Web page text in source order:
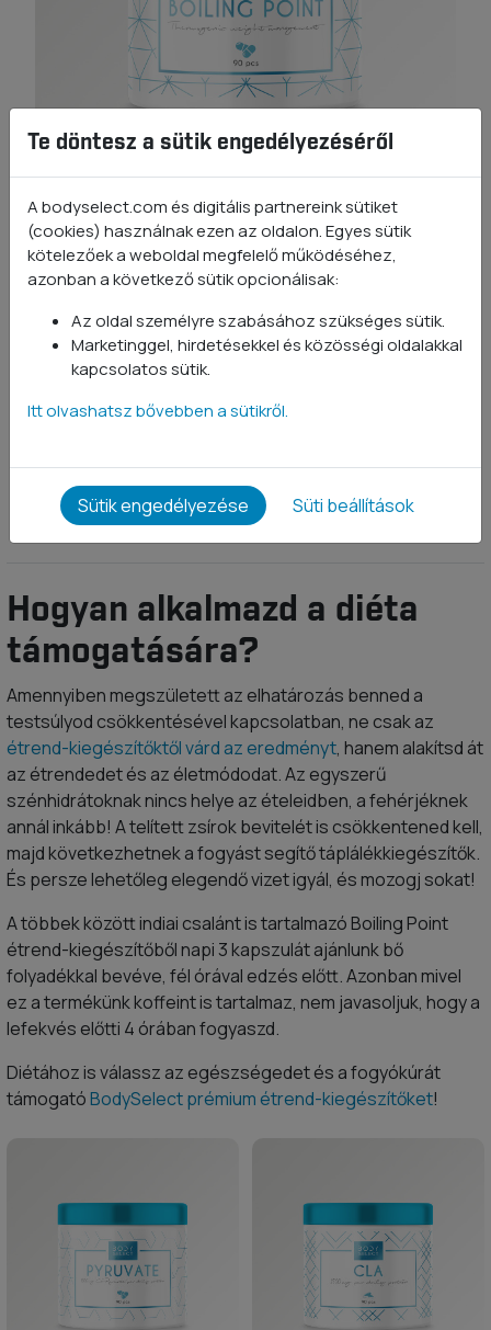
Boiling Point
90 kapszula
9 értékelés
Komplex formula a céljaid
elérésére
Tejmentes Laktózmentes
TERMÉK ADATLAP
Hogyan alkalmazd a diéta
támogatására?
Amennyiben megszületett az elhatározás benned a
testsúlyod csökkentésével kapcsolatban, ne csak az
étrend-kiegészítőktől várd az eredményt, hanem alakítsd át
az étrendedet és az életmódodat. Az egyszerű
szénhidrátoknak nincs helye az ételeidben, a fehérjéknek
annál inkább! A telített zsírok bevitelét is csökkentened kell,
majd következhetnek a fogyást segítő táplálékkiegészítők.
És persze lehetőleg elegendő vizet igyál, és mozogj sokat!
A többek között indiai csalánt is tartalmazó Boiling Point
étrend-kiegészítőből napi 3 kapszulát ajánlunk bő
folyadékkal bevéve, fél órával edzés előtt. Azonban mivel
ez a termékünk koffeint is tartalmaz, nem javasoljuk, hogy a
lefekvés előtti 4 órában fogyaszd.
Diétához is válassz az egészségedet és a fogyókúrát
támogatóBodySelect prémium étrend-kiegészítőket!
Te döntesz a sütik engedélyezéséről
A bodyselect.com és digitális partnereink sütiket
(cookies) használnak ezen az oldalon. Egyes sütik
kötelezőek a weboldal megfelelő működéséhez,
azonban a következő sütik opcionálisak:
Az oldal személyre szabásához szükséges sütik.
Marketinggel, hirdetésekkel és közösségi oldalakkal
kapcsolatos sütik.
Itt olvashatsz bővebben a sütikről.
Sütik engedélyezése Süti beállítások